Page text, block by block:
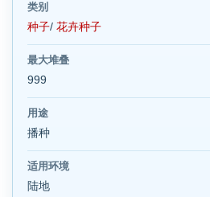
类别
种子/ 花卉种子
最大堆叠
999
用途
播种
适用环境
陆地